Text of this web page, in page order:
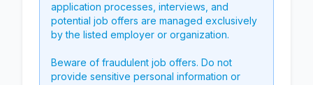
application processes, interviews, and
potential job offers are managed exclusively
by the listed employer or organization.
Beware of fraudulent job offers. Do not
provide sensitive personal information or